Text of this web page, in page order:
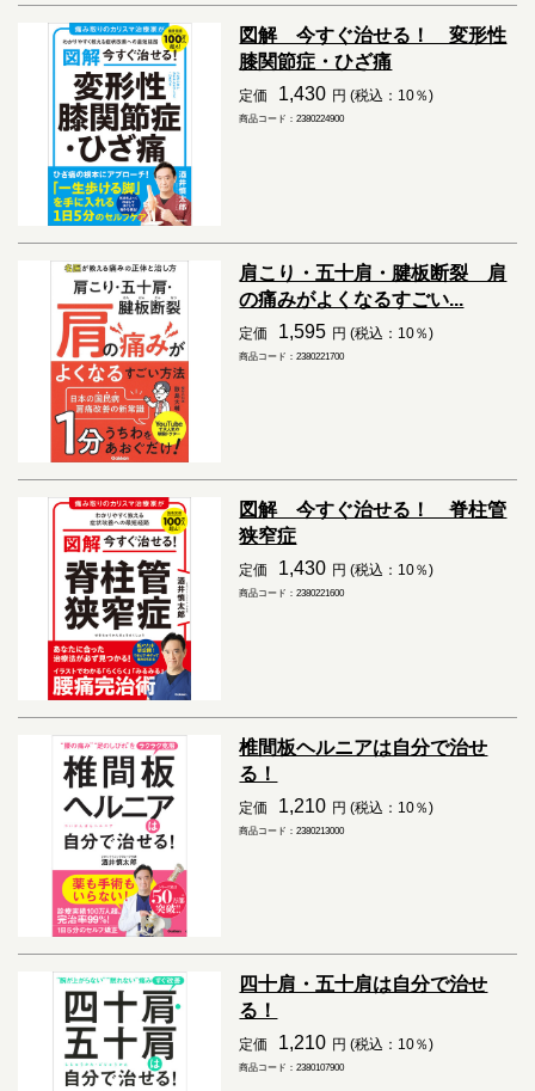
図解 今すぐ治せる！ 変形性
膝関節症・ひざ痛
定価 1,430 円 (税込：10％)
商品コード：2380224900
肩こり・五十肩・腱板断裂 肩
の痛みがよくなるすごい...
定価 1,595 円 (税込：10％)
商品コード：2380221700
図解 今すぐ治せる！ 脊柱管
狭窄症
定価 1,430 円 (税込：10％)
商品コード：2380221600
椎間板ヘルニアは自分で治せ
る！
定価 1,210 円 (税込：10％)
商品コード：2380213000
四十肩・五十肩は自分で治せ
る！
定価 1,210 円 (税込：10％)
商品コード：2380107900